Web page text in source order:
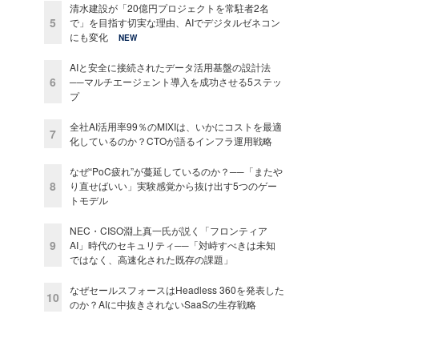
5
清水建設が「20億円プロジェクトを常駐者2名
で」を目指す切実な理由、AIでデジタルゼネコン
にも変化
NEW
6
AIと安全に接続されたデータ活用基盤の設計法
──マルチエージェント導入を成功させる5ステッ
プ
7
全社AI活用率99％のMIXIは、いかにコストを最適
化しているのか？CTOが語るインフラ運用戦略
8
なぜ“PoC疲れ”が蔓延しているのか？──「またや
り直せばいい」実験感覚から抜け出す5つのゲー
トモデル
9
NEC・CISO淵上真一氏が説く「フロンティア
AI」時代のセキュリティ──「対峙すべきは未知
ではなく、高速化された既存の課題」
10
なぜセールスフォースはHeadless 360を発表した
のか？AIに中抜きされないSaaSの生存戦略